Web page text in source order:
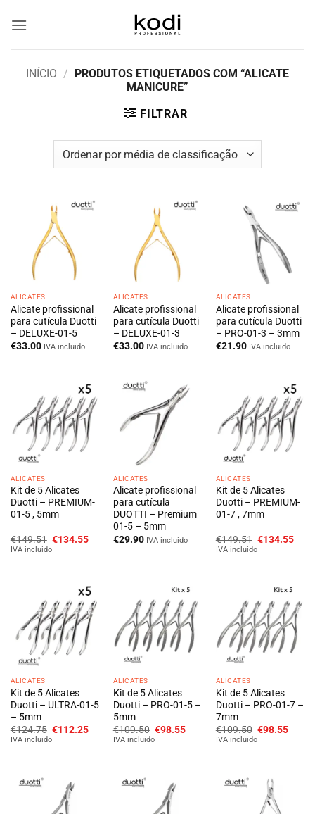
INÍCIO / PRODUTOS ETIQUETADOS COM “ALICATE
MANICURE”
FILTRAR
ALICATES
Alicate profissional
para cutícula Duotti
– DELUXE-01-5
€33.00 IVA incluido
ALICATES
Alicate profissional
para cutícula Duotti
– DELUXE-01-3
€33.00 IVA incluido
ALICATES
Alicate profissional
para cutícula Duotti
– PRO-01-3 – 3mm
€21.90 IVA incluido
ALICATES
Kit de 5 Alicates
Duotti – PREMIUM-
01-5 , 5mm
€149.51 O
preço
€134.55O
IVA incluido
ALICATES
Alicate profissional
para cutícula
DUOTTI – Premium
01-5 – 5mm
€29.90 IVA incluido
ALICATES
Kit de 5 Alicates
Duotti – PREMIUM-
01-7 , 7mm
€149.51 O
preço
€134.55O
IVA incluido
ALICATES
Kit de 5 Alicates
Duotti – ULTRA-01-5
– 5mm
€124.75 O
preço
€112.25O
IVA incluido
ALICATES
Kit de 5 Alicates
Duotti – PRO-01-5 –
5mm
€109.50 O
preço
€98.55O
IVA incluido
ALICATES
Kit de 5 Alicates
Duotti – PRO-01-7 –
7mm
€109.50 O
preço
€98.55O
IVA incluido